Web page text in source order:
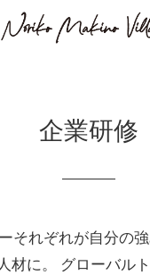
企業研修
それぞれが自分の
材に。 グローバル